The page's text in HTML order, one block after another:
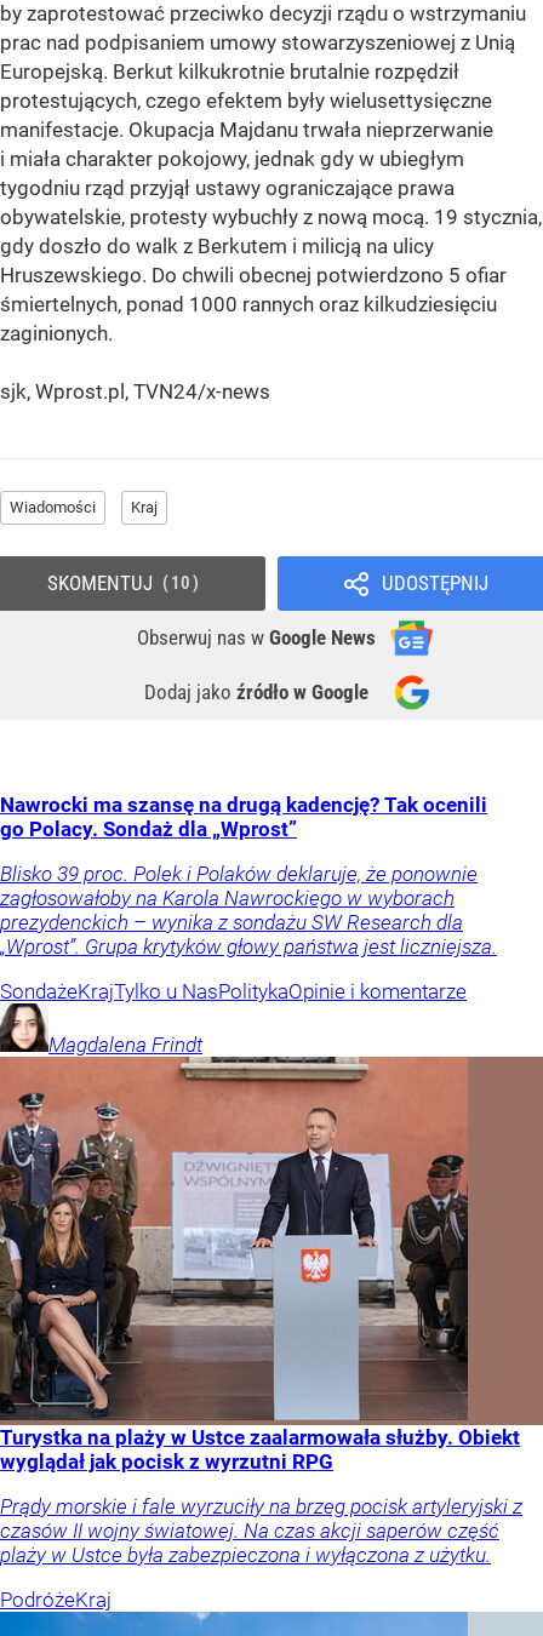
by zaprotestować przeciwko decyzji rządu o wstrzymaniu
prac nad podpisaniem umowy stowarzyszeniowej z Unią
Europejską. Berkut kilkukrotnie brutalnie rozpędził
protestujących, czego efektem były wielusettysięczne
manifestacje. Okupacja Majdanu trwała nieprzerwanie
i miała charakter pokojowy, jednak gdy w ubiegłym
tygodniu rząd przyjął ustawy ograniczające prawa
obywatelskie, protesty wybuchły z nową mocą. 19 stycznia,
gdy doszło do walk z Berkutem i milicją na ulicy
Hruszewskiego. Do chwili obecnej potwierdzono 5 ofiar
śmiertelnych, ponad 1000 rannych oraz kilkudziesięciu
zaginionych.
sjk, Wprost.pl, TVN24/x-news
Wiadomości Kraj
UDOSTĘPNIJ
Obserwuj nas w Google News
Dodaj jako źródło w Google
SKOMENTUJ 10
Nawrocki ma szansę na drugą kadencję? Tak ocenili
go Polacy. Sondaż dla „Wprost”
Blisko 39 proc. Polek i Polaków deklaruje, że ponownie
zagłosowałoby na Karola Nawrockiego w wyborach
prezydenckich – wynika z sondażu SW Research dla
„Wprost”. Grupa krytyków głowy państwa jest liczniejsza.
SondażeKrajTylko u NasPolitykaOpinie i komentarze
Magdalena Frindt
Turystka na plaży w Ustce zaalarmowała służby. Obiekt
wyglądał jak pocisk z wyrzutni RPG
Prądy morskie i fale wyrzuciły na brzeg pocisk artyleryjski z
czasów II wojny światowej. Na czas akcji saperów część
plaży w Ustce była zabezpieczona i wyłączona z użytku.
PodróżeKraj